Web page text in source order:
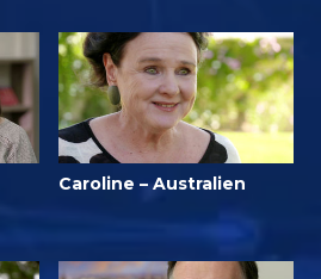
Caroline – Australien